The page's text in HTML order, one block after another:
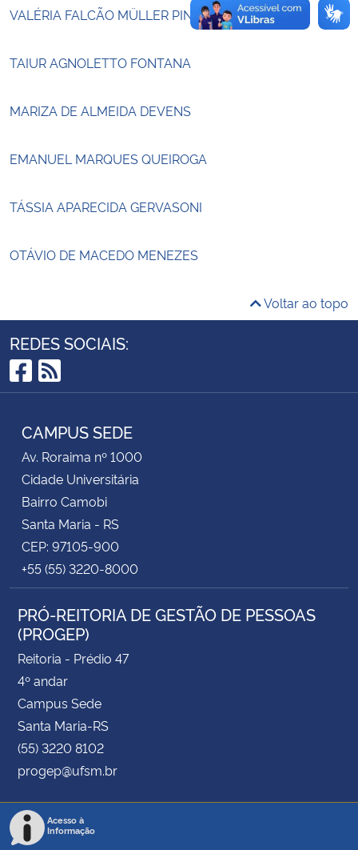
Planalto
VALÉRIA FALCÃO MÜLLER PINHEIRO
TAIUR AGNOLETTO FONTANA
MARIZA DE ALMEIDA DEVENS
EMANUEL MARQUES QUEIROGA
TÁSSIA APARECIDA GERVASONI
OTÁVIO DE MACEDO MENEZES
Voltar ao topo
REDES SOCIAIS:
Facebook
RSS
CAMPUS SEDE
Av. Roraima nº 1000
Cidade Universitária
Bairro Camobi
Santa Maria - RS
CEP: 97105-900
+55 (55) 3220-8000
PRÓ-REITORIA DE GESTÃO DE PESSOAS
(PROGEP)
Reitoria - Prédio 47
4º andar
Campus Sede
Santa Maria-RS
(55) 3220 8102
progep@ufsm.br
Acesso à
Informação